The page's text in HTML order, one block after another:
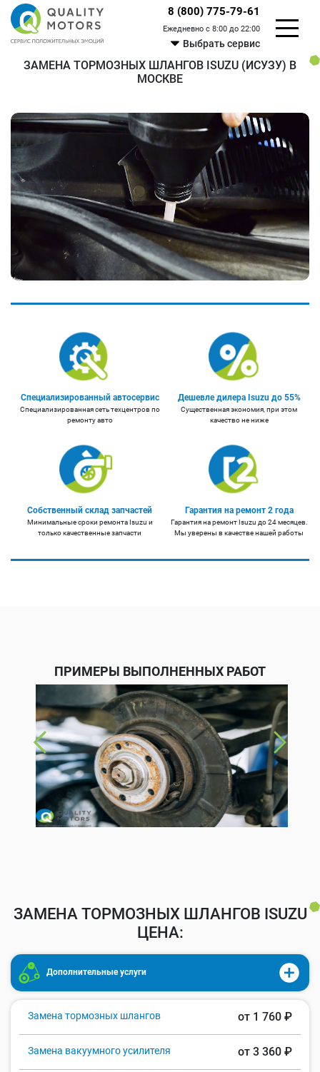
8 (800) 775-79-61
Ежедневно с 8:00 до 22:00
Выбрать сервис
ЗАМЕНА ТОРМОЗНЫХ ШЛАНГОВ ISUZU (ИСУЗУ) В
МОСКВЕ
Специализированный автосервис
Специализированная сеть техцентров по
ремонту авто
Дешевле дилера Isuzu до 55%
Существенная экономия, при этом
качество не ниже
Собственный склад запчастей
Минимальные сроки ремонта Isuzu и
только качественные запчасти
Гарантия на ремонт 2 года
Гарантия на ремонт Isuzu до 24 месяцев.
Мы уверены в качестве нашей работы
ПРИМЕРЫ ВЫПОЛНЕННЫХ РАБОТ
ЗАМЕНА ТОРМОЗНЫХ ШЛАНГОВ ISUZU
ЦЕНА:
Дополнительные услуги
Замена тормозных шлангов от 1 760 ₽
Замена вакуумного усилителя от 3 360 ₽